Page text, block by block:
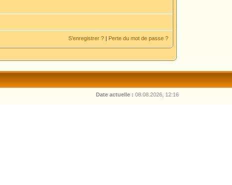
S’enregistrer ? | Perte du mot de passe ?
Date actuelle : 08.08.2026, 12:16